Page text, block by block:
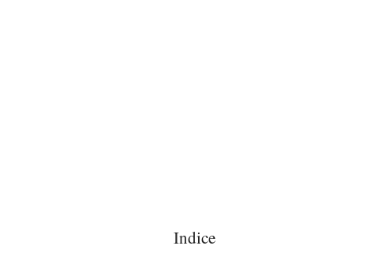
Indice